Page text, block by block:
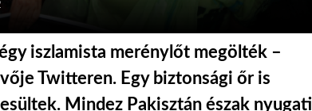
iszlamista merénylőt megölték –
Twitteren. Egy biztonsági őr is
Mindez Pakisztán észak nyugati